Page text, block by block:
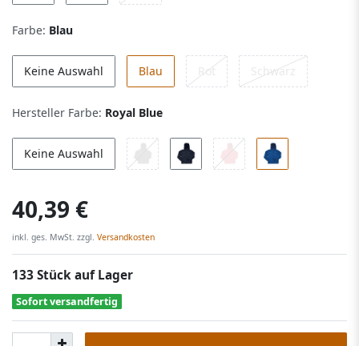
Farbe: Blau
Keine Auswahl Blau Rot Schwarz
Hersteller Farbe: Royal Blue
Keine Auswahl
40,39 €
inkl. ges. MwSt. zzgl. Versandkosten
133 Stück auf Lager
Sofort versandfertig